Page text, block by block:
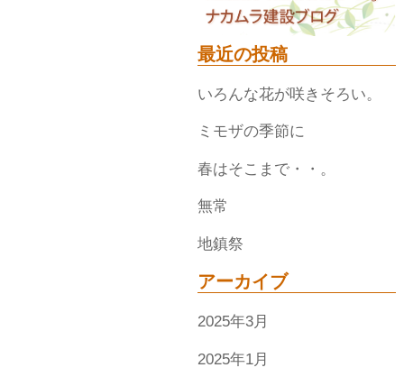
最近の投稿
いろんな花が咲きそろい。
ミモザの季節に
春はそこまで・・。
無常
地鎮祭
アーカイブ
2025年3月
2025年1月